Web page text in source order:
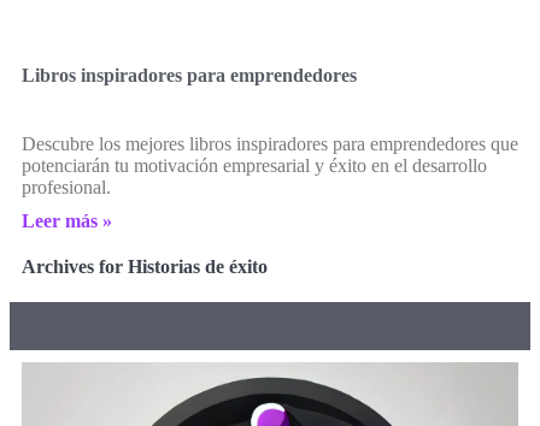
Libros inspiradores para emprendedores
Descubre los mejores libros inspiradores para emprendedores que
potenciarán tu motivación empresarial y éxito en el desarrollo
profesional.
Leer más »
Archives for Historias de éxito